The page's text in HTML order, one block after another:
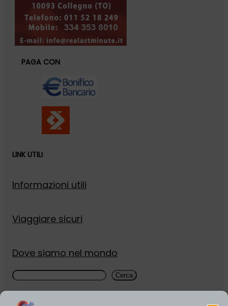
PAGA CON
LINK UTILI
Informazioni utili
Viaggiare sicuri
Dove siamo nel mondo
Cerca
Cerca
Viale XXIV Maggio 55b , Collegno, Italia